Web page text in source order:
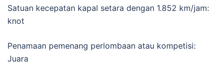
Satuan kecepatan kapal setara dengan 1.852 km/jam:
knot
Penamaan pemenang perlombaan atau kompetisi:
Juara